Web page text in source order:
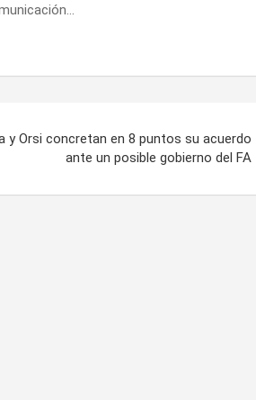
y Orsi concretan en 8 puntos su acuerdo
ante un posible gobierno del FA